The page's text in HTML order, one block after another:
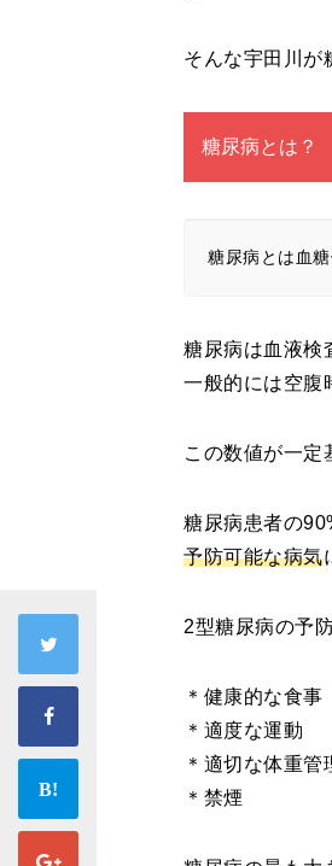
そんな宇田川が
糖尿病とは？
糖尿病とは血
糖尿病は血液検
一般的には空腹
この数値が一定
糖尿病患者の
予防可能な病気
2型糖尿病の予
＊健康的な食事
＊適度な運動
＊適切な体重管
＊禁煙